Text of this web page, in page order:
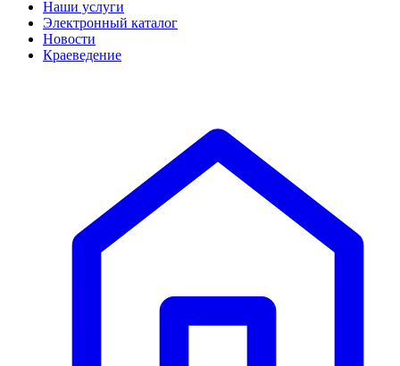
Наши услуги
Электронный каталог
Новости
Краеведение